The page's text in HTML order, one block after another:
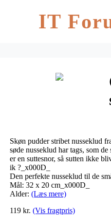
IT
Skøn pudder stribet nusseklud
søde nusseklud har tags, som
er en suttesnor, så sutten ikke
ik ?_x000D_
Den perfekte nusseklud til de
Mål: 32 x 20 cm_x000D_
Alder: (Læs mere)
119 kr. (Vis fragtpris)